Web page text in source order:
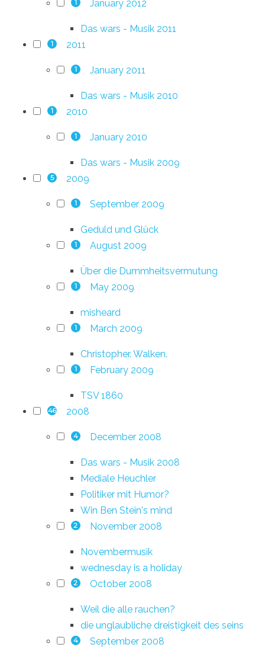
1 January 2012
Das wars - Musik 2011
1 2011
1 January 2011
Das wars - Musik 2010
1 2010
1 January 2010
Das wars - Musik 2009
5 2009
1 September 2009
Geduld und Glück
1 August 2009
Über die Dummheitsvermutung
1 May 2009
misheard
1 March 2009
Christopher. Walken.
1 February 2009
TSV 1860
46 2008
4 December 2008
Das wars - Musik 2008
Mediale Heuchler
Politiker mit Humor?
Win Ben Stein's mind
2 November 2008
Novembermusik
wednesday is a holiday
2 October 2008
Weil die alle rauchen?
die unglaubliche dreistigkeit des seins
4 September 2008